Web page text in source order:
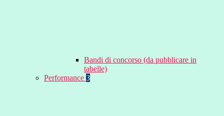
Bandi di concorso (da pubblicare in
tabelle)
Performance 3